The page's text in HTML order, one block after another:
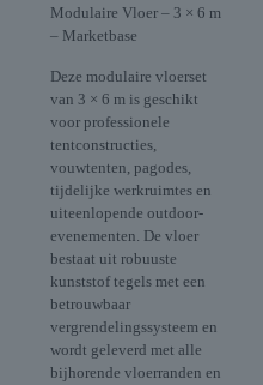
Modulaire Vloer – 3 × 6 m
– Marketbase
Deze modulaire vloerset
van 3 × 6 m is geschikt
voor professionele
tentconstructies,
vouwtenten, pagodes,
tijdelijke werkruimtes en
uiteenlopende outdoor-
evenementen. De vloer
bestaat uit robuuste
kunststof tegels met een
betrouwbaar
vergrendelingssysteem en
wordt geleverd met alle
bijhorende vloerranden en